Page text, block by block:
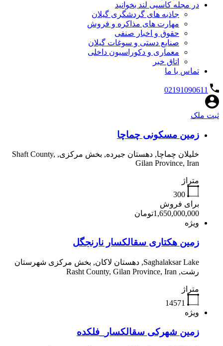
در مجله کاسپی لند بخوانید
جاذبه های گردشگری گیلان
مهارت های مذاکره و فروش
حقوق و اخبار صنفی
صنایع دستی و سوغات گیلان
معماری و دکوراسیون داخلی
اتاق خبر
تماس با ما
02191090611
ثبت ملک
زمین مسکونی چماچا
خلیلان چماچا, دهستان جیرده, بخش مرکزی, Shaft County,
Gilan Province, Iran
متراژ
300
برای فروش
1,650,000,000تومان
ویژه
زمین هکتاری سقالکسار نارنجگل
Saghalaksar Lake, دهستان لاکان, بخش مرکزی شهرستان
رشت, Rasht County, Gilan Province, Iran
متراژ
14571
ویژه
زمین شهرکی سقالکسار_فلکده